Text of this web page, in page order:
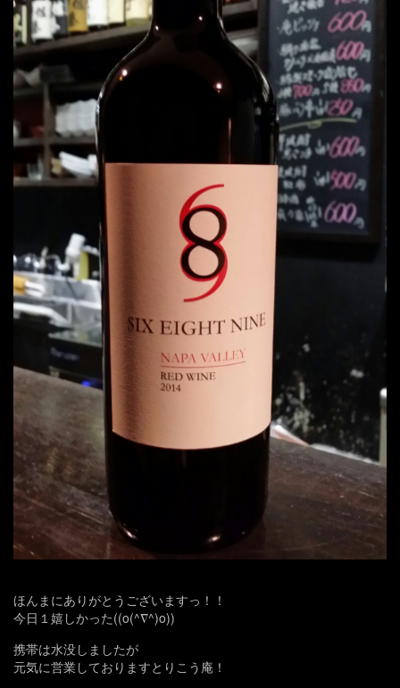
ほんまにありがとうございますっ！！
今日１嬉しかった((o(^∇^)o))
携帯は水没しましたが
元気に営業しておりますとりこう庵！